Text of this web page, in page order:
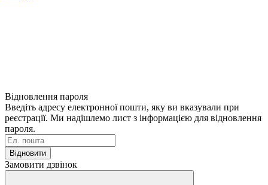
Відновлення пароля
Введіть адресу електронної пошти, яку ви вказували при
реєстрації. Ми надішлемо лист з інформацією для відновлення
пароля.
Відновити
Замовити дзвінок